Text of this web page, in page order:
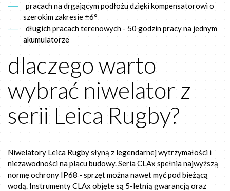
pracach na drgającym podłożu dzięki kompensatorowi o
szerokim zakresie ±6°
długich pracach terenowych - 50 godzin pracy na jednym
akumulatorze
dlaczego warto
wybrać niwelator z
serii Leica Rugby?
Niwelatory Leica Rugby słyną z legendarnej wytrzymałości i
niezawodności na placu budowy. Seria CLAx spełnia najwyższą
normę ochrony IP68 - sprzęt można nawet myć pod bieżącą
wodą. Instrumenty CLAx objęte są 5-letnią gwarancją oraz